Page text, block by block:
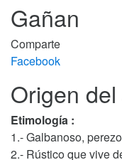
Gañan
Comparte
Facebook
Origen
Etimología :
1.- Galbanoso,
2.- Rústico que vive